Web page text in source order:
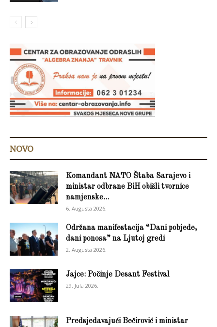
NOVO
Komandant NATO Štaba Sarajevo i
ministar odbrane BiH obišli tvornice
namjenske...
6. Augusta 2026.
Održana manifestacija “Dani pobjede,
dani ponosa” na Ljutoj gredi
2. Augusta 2026.
Jajce: Počinje Desant Festival
29. Jula 2026.
Predsjedavajući Bečirović i ministar